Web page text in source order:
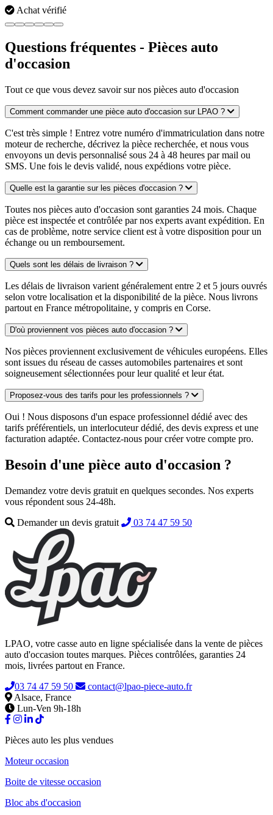
Achat vérifié
Questions fréquentes - Pièces auto
d'occasion
Tout ce que vous devez savoir sur nos pièces auto d'occasion
Comment commander une pièce auto d'occasion sur LPAO ?
C'est très simple ! Entrez votre numéro d'immatriculation dans notre
moteur de recherche, décrivez la pièce recherchée, et nous vous
envoyons un devis personnalisé sous 24 à 48 heures par mail ou
SMS. Une fois le devis validé, nous expédions votre pièce.
Quelle est la garantie sur les pièces d'occasion ?
Toutes nos pièces auto d'occasion sont garanties 24 mois. Chaque
pièce est inspectée et contrôlée par nos experts avant expédition. En
cas de problème, notre service client est à votre disposition pour un
échange ou un remboursement.
Quels sont les délais de livraison ?
Les délais de livraison varient généralement entre 2 et 5 jours ouvrés
selon votre localisation et la disponibilité de la pièce. Nous livrons
partout en France métropolitaine, y compris en Corse.
D'où proviennent vos pièces auto d'occasion ?
Nos pièces proviennent exclusivement de véhicules européens. Elles
sont issues du réseau de casses automobiles partenaires et sont
soigneusement sélectionnées pour leur qualité et leur état.
Proposez-vous des tarifs pour les professionnels ?
Oui ! Nous disposons d'un espace professionnel dédié avec des
tarifs préférentiels, un interlocuteur dédié, des devis express et une
facturation adaptée. Contactez-nous pour créer votre compte pro.
Besoin d'une pièce auto d'occasion ?
Demandez votre devis gratuit en quelques secondes. Nos experts
vous répondent sous 24-48h.
Demander un devis gratuit
03 74 47 59 50
LPAO, votre casse auto en ligne spécialisée dans la vente de pièces
auto d'occasion toutes marques. Pièces contrôlées, garanties 24
mois, livrées partout en France.
03 74 47 59 50
contact@lpao-piece-auto.fr
Alsace, France
Lun-Ven 9h-18h
Pièces auto les plus vendues
Moteur occasion
Boite de vitesse occasion
Bloc abs d'occasion